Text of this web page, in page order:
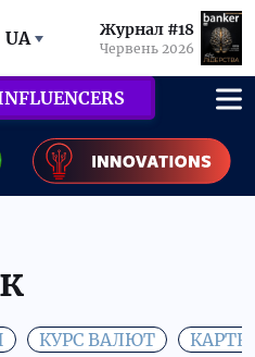
UA Журнал #18
Червень 2026
КУРС ВАЛЮТ